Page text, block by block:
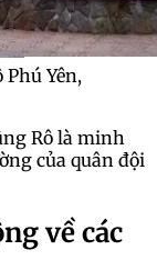
Yên,
Rô là minh
của quân đội
về các